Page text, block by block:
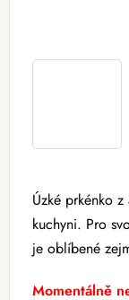
Úzké prkénko
kuchyni. Pro
je oblíbené
Momentálně